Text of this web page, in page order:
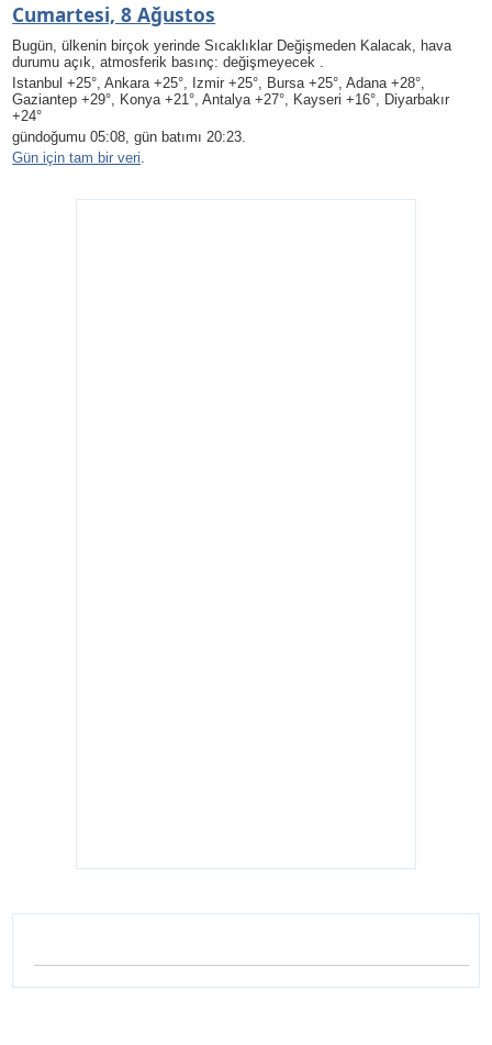
Cumartesi, 8 Ağustos
Bugün, ülkenin birçok yerinde Sıcaklıklar Değişmeden Kalacak, hava
durumu açık, atmosferik basınç: değişmeyecek .
Istanbul +25°, Ankara +25°, Izmir +25°, Bursa +25°, Adana +28°,
Gaziantep +29°, Konya +21°, Antalya +27°, Kayseri +16°, Diyarbakır
+24°
gündoğumu 05:08, gün batımı 20:23.
Gün için tam bir veri.